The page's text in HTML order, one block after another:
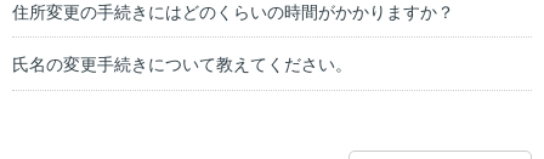
住所変更の手続きにはどのくらいの時間がかかりますか？
氏名の変更手続きについて教えてください。